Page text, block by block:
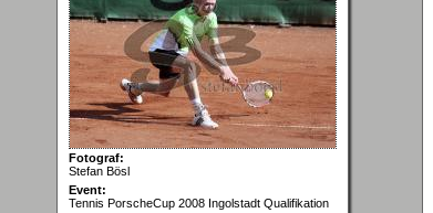
Fotograf:
Stefan Bösl
Event:
Tennis PorscheCup 2008 Ingolstadt Qualifikation